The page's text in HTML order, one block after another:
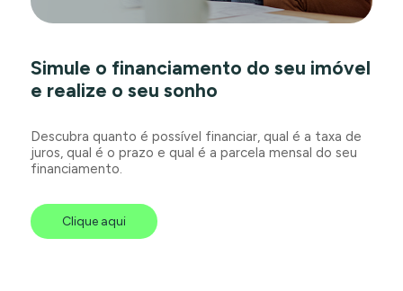
Simule o financiamento do seu imóvel
e realize o seu sonho
Descubra quanto é possível financiar, qual é a taxa de
juros, qual é o prazo e qual é a parcela mensal do seu
financiamento.
Clique aqui